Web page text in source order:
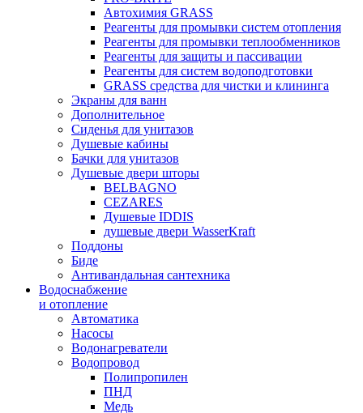
Автохимия GRASS
Реагенты для промывки систем отопления
Реагенты для промывки теплообменников
Реагенты для защиты и пассивации
Реагенты для систем водоподготовки
GRASS средства для чистки и клининга
Экраны для ванн
Дополнительное
Сиденья для унитазов
Душевые кабины
Бачки для унитазов
Душевые двери шторы
BELBAGNO
CEZARES
Душевые IDDIS
душевые двери WasserKraft
Поддоны
Биде
Антивандальная сантехника
Водоснабжение
и отопление
Автоматика
Насосы
Водонагреватели
Водопровод
Полипропилен
ПНД
Медь